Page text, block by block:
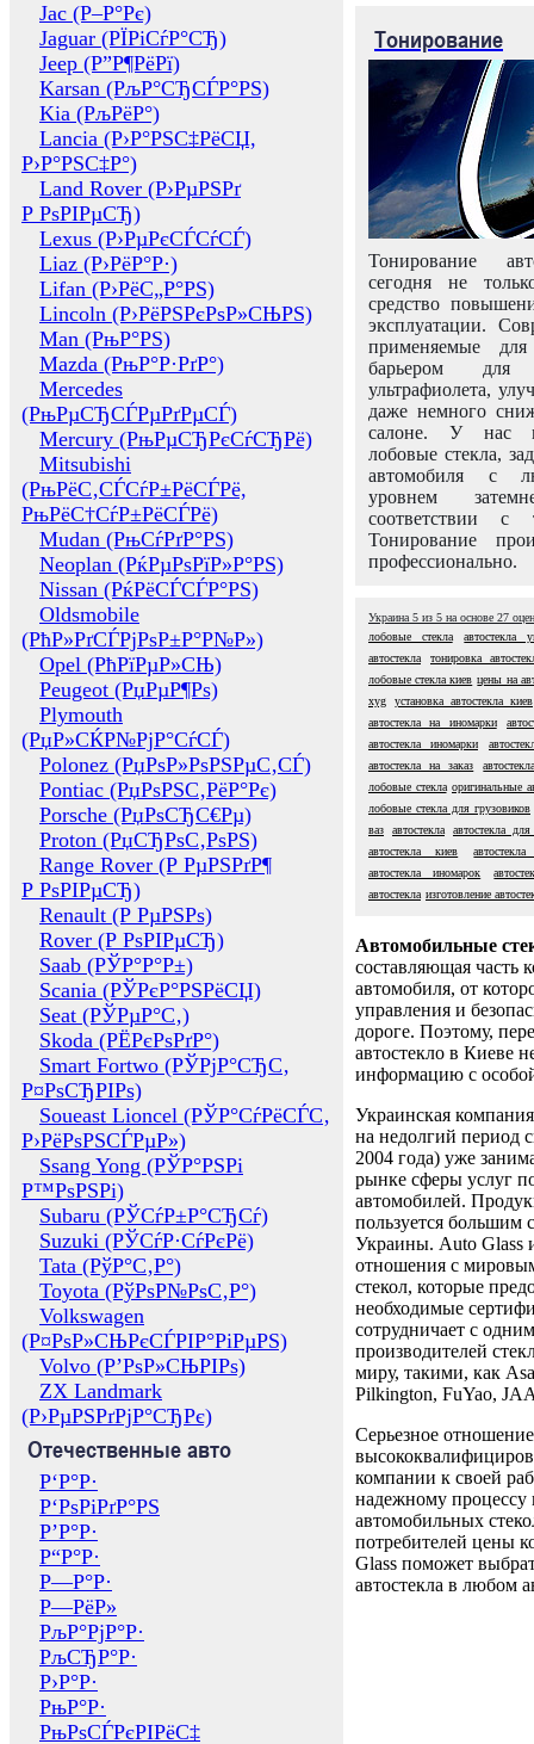
Jac (Р–Р°Рє)
Jaguar (РЇРіСѓР°СЂ)
Jeep (Р”Р¶РёРї)
Karsan (РљР°СЂСЃР°РЅ)
Kia (РљРёР°)
Lancia (Р›Р°РЅС‡РёСЏ,
Р›Р°РЅС‡Р°)
Land Rover (Р›РµРЅРґ
Р РѕРІРµСЂ)
Lexus (Р›РµРєСЃСѓСЃ)
Liaz (Р›РёР°Р·)
Lifan (Р›РёС„Р°РЅ)
Lincoln (Р›РёРЅРєРѕР»СЊРЅ)
Man (РњР°РЅ)
Mazda (РњР°Р·РґР°)
Mercedes
(РњРµСЂСЃРµРґРµСЃ)
Mercury (РњРµСЂРєСѓСЂРё)
Mitsubishi
(РњРёС‚СЃСѓР±РёСЃРё,
РњРёС†СѓР±РёСЃРё)
Mudan (РњСѓРґР°РЅ)
Neoplan (РќРµРѕРїР»Р°РЅ)
Nissan (РќРёСЃСЃР°РЅ)
Oldsmobile
(РћР»РґСЃРјРѕР±Р°Р№Р»)
Opel (РћРїРµР»СЊ)
Peugeot (РџРµР¶Рѕ)
Plymouth
(РџР»СЌР№РјР°СѓСЃ)
Polonez (РџРѕР»РѕРЅРµС‚СЃ)
Pontiac (РџРѕРЅС‚РёР°Рє)
Porsche (РџРѕСЂС€Рµ)
Proton (РџСЂРѕС‚РѕРЅ)
Range Rover (Р РµРЅРґР¶
Р РѕРІРµСЂ)
Renault (Р РµРЅРѕ)
Rover (Р РѕРІРµСЂ)
Saab (РЎР°Р°Р±)
Scania (РЎРєР°РЅРёСЏ)
Seat (РЎРµР°С‚)
Skoda (РЁРєРѕРґР°)
Smart Fortwo (РЎРјР°СЂС‚
Р¤РѕСЂРІРѕ)
Soueast Lioncel (РЎР°СѓРёСЃС‚
Р›РёРѕРЅСЃРµР»)
Ssang Yong (РЎР°РЅРі
Р™РѕРЅРі)
Subaru (РЎСѓР±Р°СЂСѓ)
Suzuki (РЎСѓР·СѓРєРё)
Tata (РўР°С‚Р°)
Toyota (РўРѕР№РѕС‚Р°)
Volkswagen
(Р¤РѕР»СЊРєСЃРІР°РіРµРЅ)
Volvo (Р’РѕР»СЊРІРѕ)
ZX Landmark
(Р›РµРЅРґРјР°СЂРє)
Отечественные авто
Р‘Р°Р·
Р‘РѕРіРґР°РЅ
Р’Р°Р·
Р“Р°Р·
Р—Р°Р·
Р—РёР»
РљР°РјР°Р·
РљСЂР°Р·
Р›Р°Р·
РњР°Р·
РњРѕСЃРєРІРёС‡
Тонирование
Тонирование
сегодня не
средство
эксплуатации.
применяемые
барьером для
ультрафиолета,
даже немного
салоне. У нас
лобовые стекла,
автомобиля с
уровнем
соответствии с
Тонирование
профессионально.
Украина 5 из 5 на основе 27
лобовые стекла
автостекла
автостекла
тонировка
лобовые стекла киев цены на
xyg
установка автостекла киев
автостекла на иномарки
автостекла иномарки
автостекла на заказ
лобовые стекла оригинальные
лобовые стекла для грузовиков
ваз
автостекла
автостекла
автостекла киев
автостекла иномарок
автостекла изготовление
Автомобильные
составляющая часть
автомобиля, от
управления и
дороге. Поэтому,
автостекло в Киеве
информацию с
Украинская
на недолгий период
2004 года) уже
рынке сферы услуг
автомобилей.
пользуется большим
Украины. Auto Glass
отношения с
стекол, которые
необходимые
сотрудничает с
производителей
миру, такими, как
Pilkington, FuYao,
Серьезное отношение
компании к своей
надежному процессу
автомобильных
потребителей цены
Glass поможет
автостекла в любом